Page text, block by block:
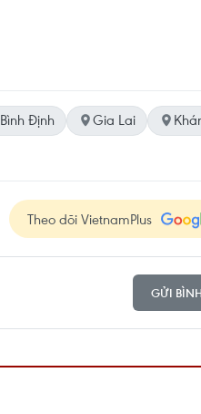
Bình Định Gia Lai
Theo dõi VietnamPlus
GỬI